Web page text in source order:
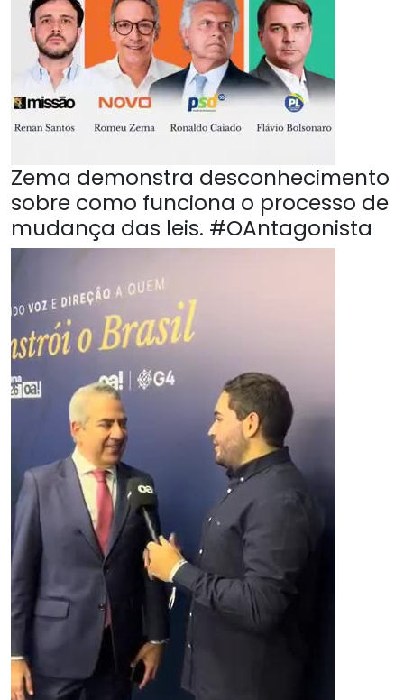
Zema demonstra desconhecimento
sobre como funciona o processo de
mudança das leis. #OAntagonista